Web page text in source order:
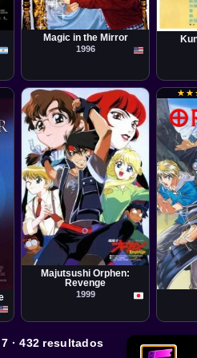
Película
Ted Nicolaou
Magic in the Mirror
1996
Serie
Majutsushi Orphen:
Revenge
1999
★
★ ★
★
Serie
Toru
· 432 resultados